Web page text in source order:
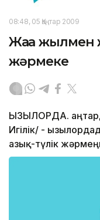
08:48, 05 Қаңтар 2009
Жаңа жылмен
жәрмеңке
ҚЫЗЫЛОРДА.
Игілік/ -
азық-түлік